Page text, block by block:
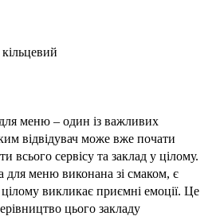
меню – один із важливих
відвідувач може вже почати
всього сервісу та заклад у цілому.
меню виконана зі смаком, є
викликає приємні емоції. Це
цього закладу